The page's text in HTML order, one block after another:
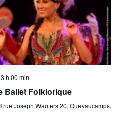
h 00 min
Ballet Folklorique
rue Joseph Wauters 20, Quevaucamps,